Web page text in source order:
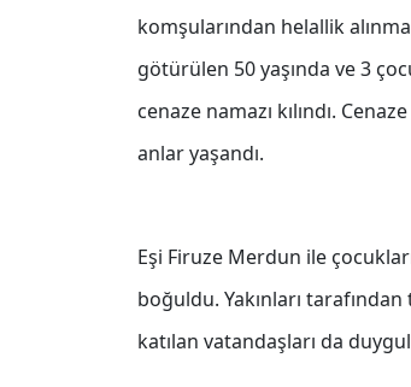
komşularından helallik
götürülen 50 yaşında ve 3
cenaze namazı kılındı.
anlar yaşandı.
Eşi Firuze Merdun ile
boğuldu. Yakınları
katılan vatandaşları da